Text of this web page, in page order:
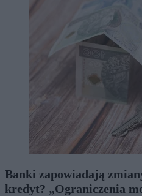
Banki zapowiadają
kredyt? „Ograniczenia